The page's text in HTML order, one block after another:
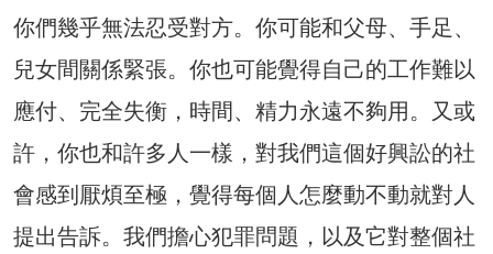
你們幾乎無法忍受對方。你可能和父母、手足、
兒女間關係緊張。你也可能覺得自己的工作難以
應付、完全失衡，時間、精力永遠不夠用。又或
許，你也和許多人一樣，對我們這個好興訟的社
會感到厭煩至極，覺得每個人怎麼動不動就對人
提出告訴。我們擔心犯罪問題，以及它對整個社